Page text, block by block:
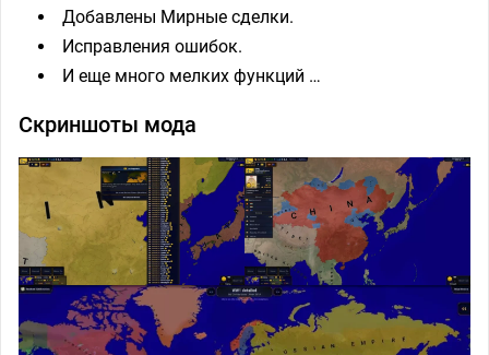
Добавлены Мирные сделки.
Исправления ошибок.
И еще много мелких функций …
Скриншоты мода